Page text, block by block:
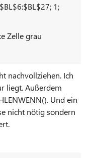
1;
Zelle grau
nachvollziehen. Ich
liegt. Außerdem
Und ein
nicht nötig sondern